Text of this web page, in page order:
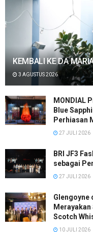
KEMBALI KE DA
3 AGUSTUS 2026
MONDIAL
Blue
Perhiasan
27 JULI 2026
BRI JF3
sebagai
27 JULI 2026
Glengoyne
Scotch
10 JULI 2026